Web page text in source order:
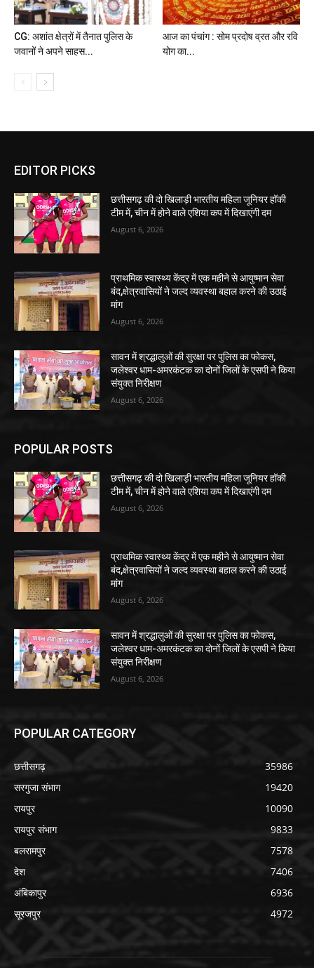
CG: अशांत क्षेत्रों में तैनात पुलिस के
जवानों ने अपने साहस...
आज का पंचांग : सोम प्रदोष व्रत और रवि
योग का...
EDITOR PICKS
छत्तीसगढ़ की दो खिलाड़ी भारतीय महिला जूनियर हॉकी
टीम में, चीन में होने वाले एशिया कप में दिखाएंगी दम
August 6, 2026
प्राथमिक स्वास्थ्य केंद्र में एक महीने से आयुष्मान सेवा
बंद,क्षेत्रवासियों ने जल्द व्यवस्था बहाल करने की उठाई
मांग
August 6, 2026
सावन में श्रद्धालुओं की सुरक्षा पर पुलिस का फोकस,
जलेश्वर धाम-अमरकंटक का दोनों जिलों के एसपी ने किया
संयुक्त निरीक्षण
August 6, 2026
POPULAR POSTS
छत्तीसगढ़ की दो खिलाड़ी भारतीय महिला जूनियर हॉकी
टीम में, चीन में होने वाले एशिया कप में दिखाएंगी दम
August 6, 2026
प्राथमिक स्वास्थ्य केंद्र में एक महीने से आयुष्मान सेवा
बंद,क्षेत्रवासियों ने जल्द व्यवस्था बहाल करने की उठाई
मांग
August 6, 2026
सावन में श्रद्धालुओं की सुरक्षा पर पुलिस का फोकस,
जलेश्वर धाम-अमरकंटक का दोनों जिलों के एसपी ने किया
संयुक्त निरीक्षण
August 6, 2026
POPULAR CATEGORY
छत्तीसगढ़
35986
सरगुजा संभाग
19420
रायपुर
10090
रायपुर संभाग
9833
बलरामपुर
7578
देश
7406
अंबिकापुर
6936
सूरजपुर
4972